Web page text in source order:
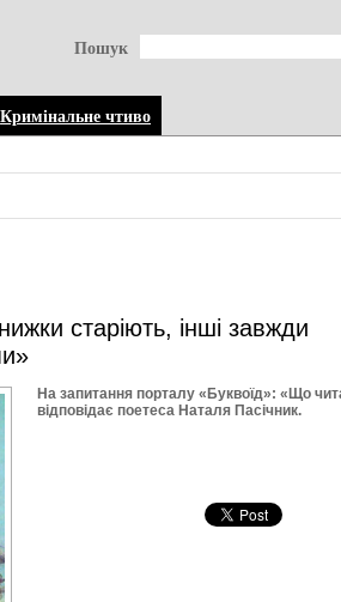
Пошук
Кримінальне чтиво
старіють, інші завжди
На запитання порталу «Буквоїд»: «Що
відповідає поетеса Наталя Пасічник.